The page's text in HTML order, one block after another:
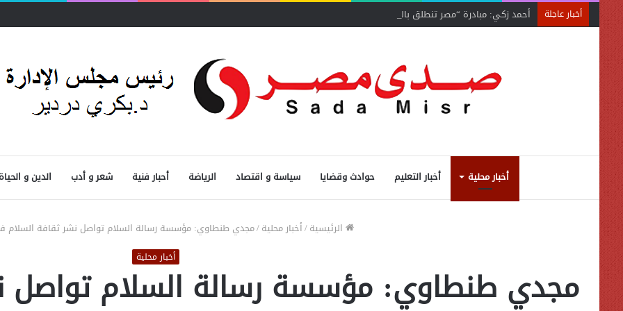
أخبار عاجلة أحمد زكي: مبادرة “مصر تنطلق بالتصدير”
أخبار محلية أخبار التعليم حوادث وقضايا سياسة و اقتصاد الرياضة أحبار فنية شعر و أدب الدين و الحياة
الرئيسية/أخبار محلية/مجدي طنطاوي: مؤسسة رسالة السلام تواصل نشر ثقافة السلام في 48
أخبار محلية
مجدي طنطاوي: مؤسسة رسالة السلام تواصل